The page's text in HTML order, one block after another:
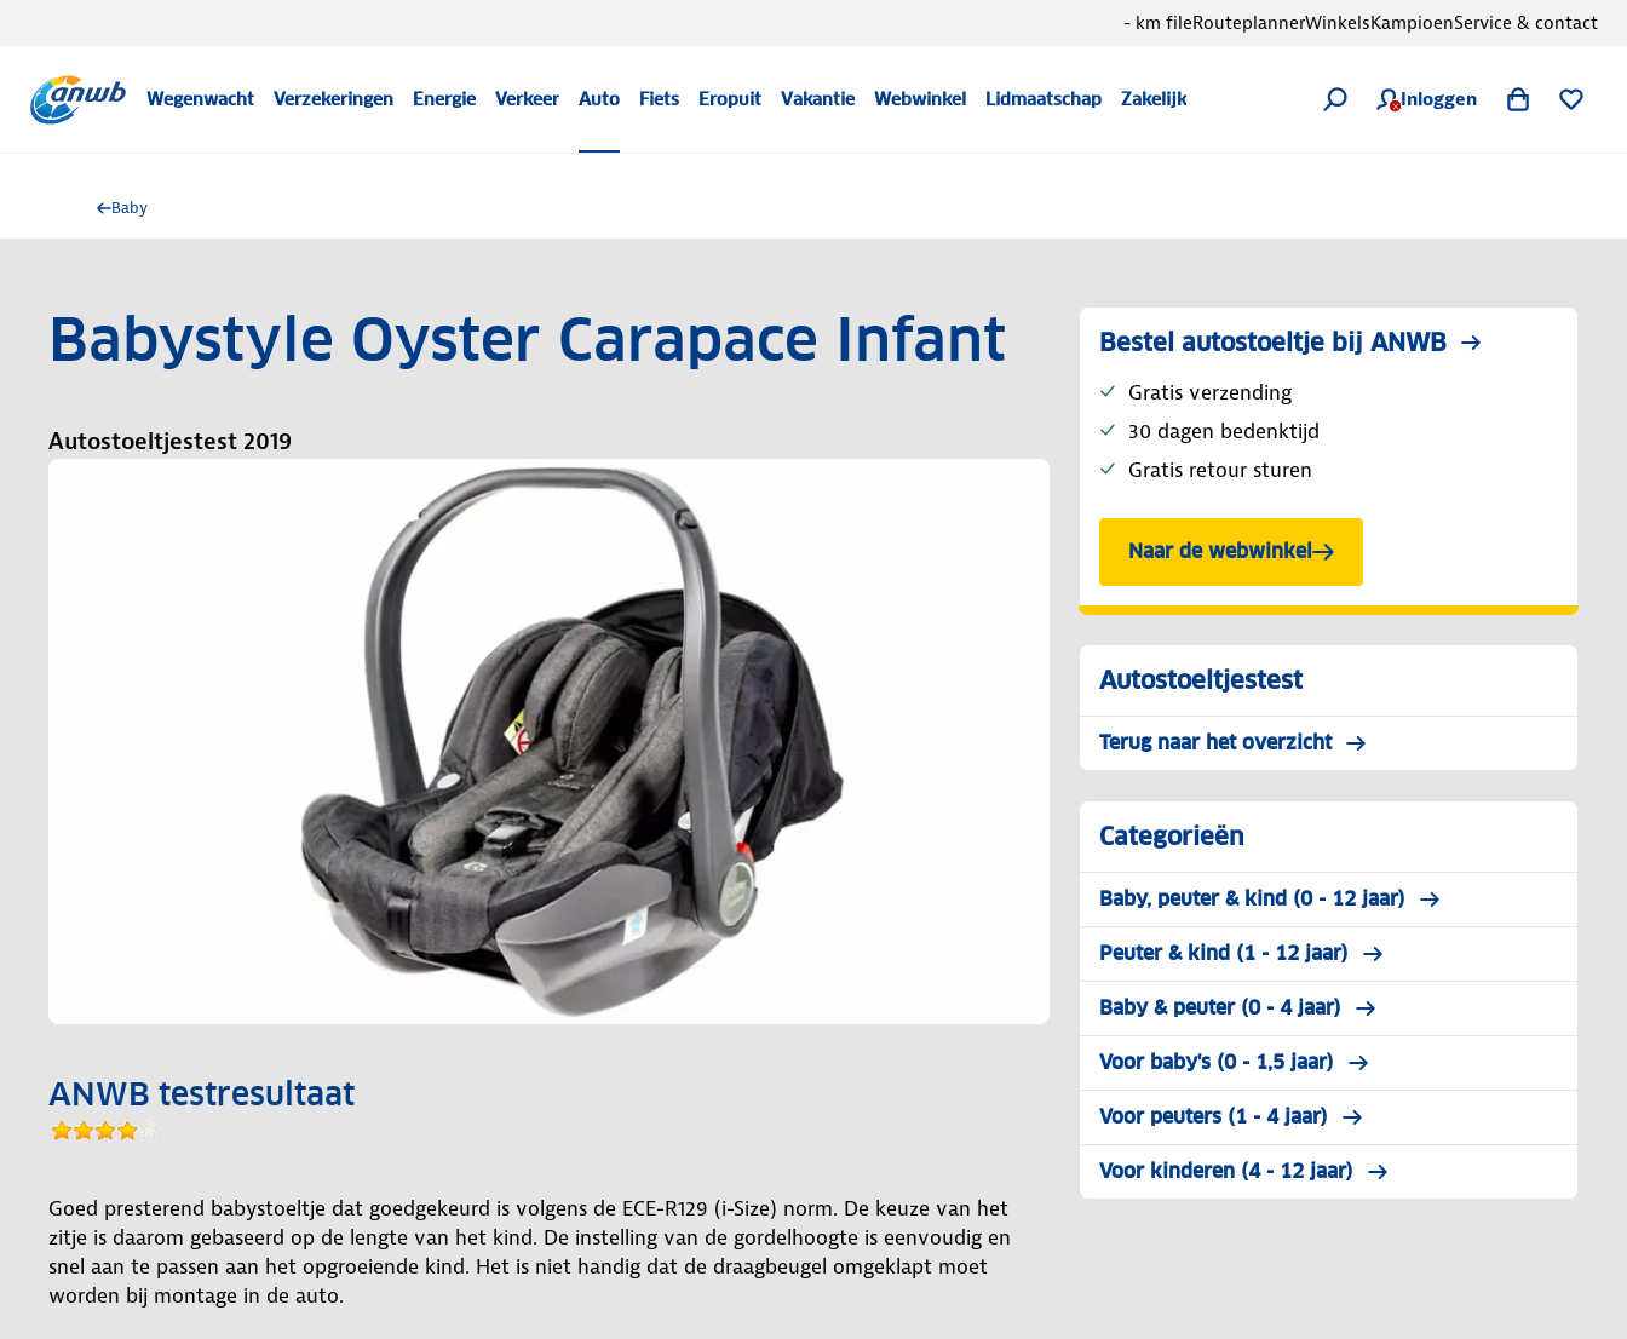
Wegenwacht Verzekeringen Energie Verkeer Auto Fiets Eropuit Vakantie Webwinkel Lidmaatschap Zakelijk Inloggen
- km fileRouteplannerWinkelsKampioenService & contact
Baby
Babystyle Oyster Carapace Infant
Autostoeltjestest 2019
ANWB testresultaat
Goed presterend babystoeltje dat goedgekeurd is volgens de ECE-R129 (i-Size) norm. De keuze van het
zitje is daarom gebaseerd op de lengte van het kind. De instelling van de gordelhoogte is eenvoudig en
snel aan te passen aan het opgroeiende kind. Het is niet handig dat de draagbeugel omgeklapt moet
worden bij montage in de auto.
Bestel autostoeltje bij ANWB
Gratis verzending
30 dagen bedenktijd
Gratis retour sturen
Naar de webwinkel
Autostoeltjestest
Terug naar het overzicht
Categorieën
Baby, peuter & kind (0 - 12 jaar)
Peuter & kind (1 - 12 jaar)
Baby & peuter (0 - 4 jaar)
Voor baby's (0 - 1,5 jaar)
Voor peuters (1 - 4 jaar)
Voor kinderen (4 - 12 jaar)